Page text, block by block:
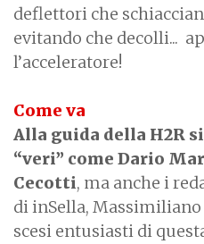
deflettori che
evitando che decolli...
l’acceleratore!
Come va
Alla guida della H2R
“veri” come Dario
Cecotti, ma anche i
di inSella, Massimiliano
scesi entusiasti di